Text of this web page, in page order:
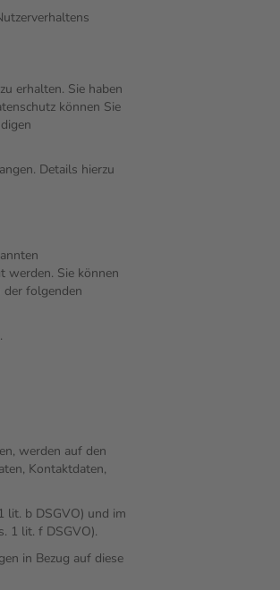
erhalten. Sie haben
können Sie
Details hierzu
werden. Sie können
der folgenden
werden auf den
Kontaktdaten,
lit. b DSGVO) und im
1 lit. f DSGVO).
in Bezug auf diese